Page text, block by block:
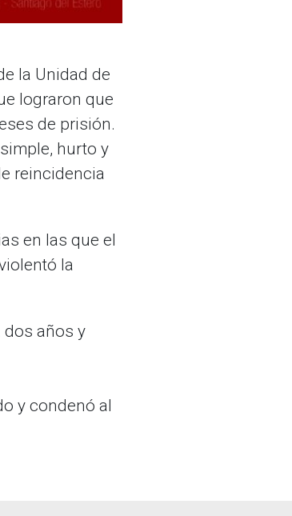
la Unidad de
lograron que
de prisión.
hurto y
reincidencia
en las que el
la
dos años y
y condenó al